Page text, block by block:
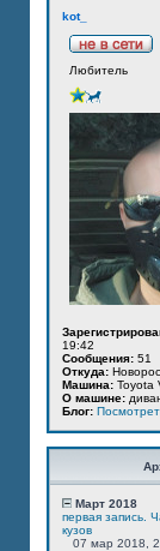
kot_
Любитель
19:42
Сообщения: 51
Откуда:
Машина: Toyota
О машине:
Блог:
Март 2018
первая запись.
кузов
07 мар 2018,